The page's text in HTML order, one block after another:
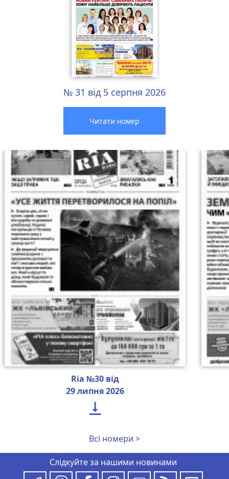
№ 31 від 5 серпня 2026
Читати номер
Ria №30 від
29 липня 2026

Всі номери >
Слідкуйте за нашими новинами